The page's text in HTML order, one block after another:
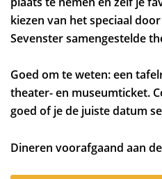
kiezen van het speciaal
Sevenster samengestelde
Goed om te weten: een
theater- en museumticket.
goed of je de juiste datum
Dineren voorafgaand aan